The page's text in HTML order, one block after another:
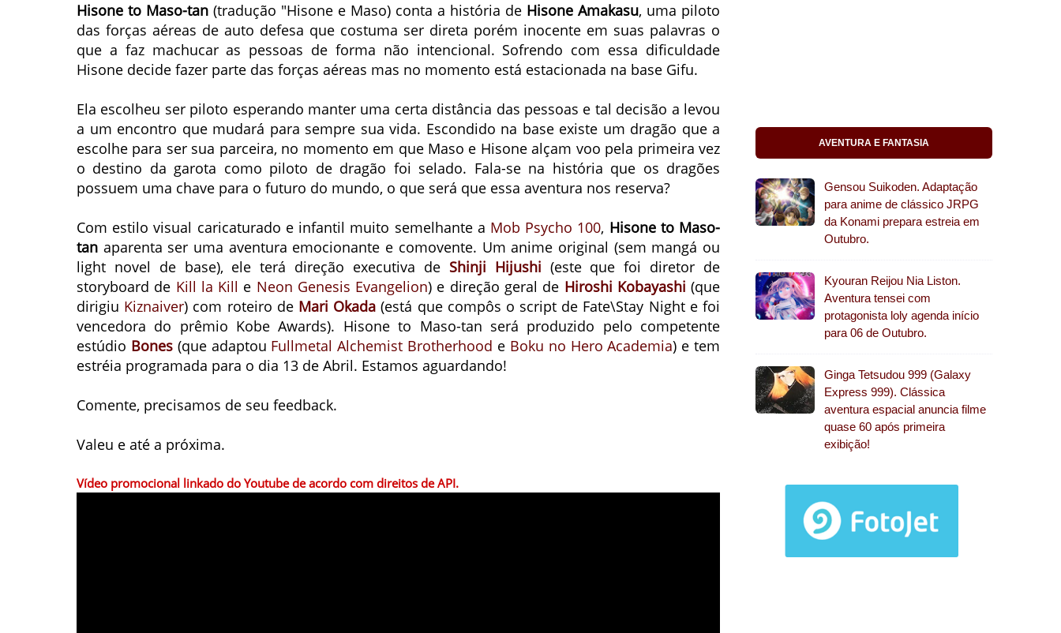
Hisone to Maso-tan (tradução "Hisone e Maso) conta a história de Hisone Amakasu, uma piloto
das forças aéreas de auto defesa que costuma ser direta porém inocente em suas palavras o
que a faz machucar as pessoas de forma não intencional. Sofrendo com essa dificuldade
Hisone decide fazer parte das forças aéreas mas no momento está estacionada na base Gifu.
Ela escolheu ser piloto esperando manter uma certa distância das pessoas e tal decisão a levou
a um encontro que mudará para sempre sua vida. Escondido na base existe um dragão que a
escolhe para ser sua parceira, no momento em que Maso e Hisone alçam voo pela primeira vez
o destino da garota como piloto de dragão foi selado. Fala-se na história que os dragões
possuem uma chave para o futuro do mundo, o que será que essa aventura nos reserva?
Com estilo visual caricaturado e infantil muito semelhante a Mob Psycho 100, Hisone to Maso-
tan aparenta ser uma aventura emocionante e comovente. Um anime original (sem mangá ou
light novel de base), ele terá direção executiva de Shinji Hijushi (este que foi diretor de
storyboard de Kill la Kill e Neon Genesis Evangelion) e direção geral de Hiroshi Kobayashi (que
dirigiu Kiznaiver) com roteiro de Mari Okada (está que compôs o script de Fate\Stay Night e foi
vencedora do prêmio Kobe Awards). Hisone to Maso-tan será produzido pelo competente
estúdio Bones(que adaptou Fullmetal Alchemist Brotherhood e Boku no Hero Academia) e tem
estréia programada para o dia 13 de Abril. Estamos aguardando!
Comente, precisamos de seu feedback.
Valeu e até a próxima.
Vídeo promocional linkado do Youtube de acordo com direitos de API.
AVENTURA E FANTASIA
Gensou Suikoden. Adaptação
para anime de clássico JRPG
da Konami prepara estreia em
Outubro.
Kyouran Reijou Nia Liston.
Aventura tensei com
protagonista loly agenda início
para 06 de Outubro.
Ginga Tetsudou 999 (Galaxy
Express 999). Clássica
aventura espacial anuncia filme
quase 60 após primeira
exibição!